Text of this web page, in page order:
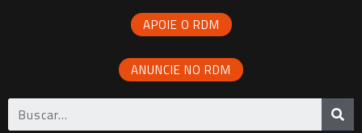
APOIE O RDM
ANUNCIE NO RDM